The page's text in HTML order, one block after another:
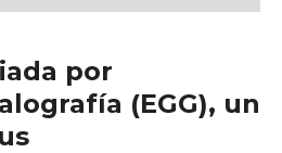
por
(EGG), un